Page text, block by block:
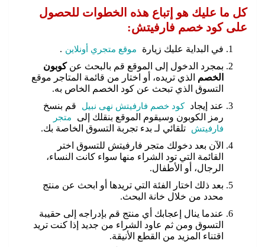
كل ما عليك هو إتباع هذه الخطوات للحصول
على كود خصم فارفيتش:
في البداية عليك زيارة موقع متجري أونلاين .
بمجرد الدخول إلى الموقع قم بالبحث عنكوبون
الخصم الذي تريده، أو اختار من قائمة المتاجر موقع
التسوق الذي تبحث عن كود الخصم الخاص به.
عند إيجاد كود خصم فارفيتش نهى نبيل
قم بنسخ
رمز الكوبون وسيقوم الموقع بنقلك إلى
متجر
فارفيتش تلقائي لـ بدء تجربة التسوق الخاصة بك.
الآن بعد دخولك متجر فارفيتش للتسوق اختر
القائمة التي تود الشراء منها سواء كانت النساء،
الرجال، أو الأطفال.
بعد ذلك اختار الفئة التي تريدها أو ابحث عن منتج
محدد من خلال خانة البحث.
عندما ينال إعجابك أي منتج قم بإدراجه إلى حقيبة
التسوق ومن ثم عاود الشراء من جديد إذا كنت تريد
اقتناء المزيد من القطع الأنيقة.